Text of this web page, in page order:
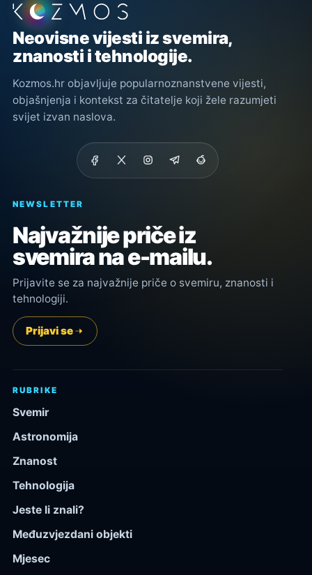
Podnožje stranice
Neovisne vijesti iz svemira,
znanosti i tehnologije.
Kozmos.hr objavljuje popularnoznanstvene vijesti,
objašnjenja i kontekst za čitatelje koji žele razumjeti
svijet izvan naslova.
NEWSLETTER
Najvažnije priče iz
svemira na e-mailu.
Prijavite se za najvažnije priče o svemiru, znanosti i
tehnologiji.
Prijavi se
RUBRIKE
Svemir
Astronomija
Znanost
Tehnologija
Jeste li znali?
Međuzvjezdani objekti
Mjesec